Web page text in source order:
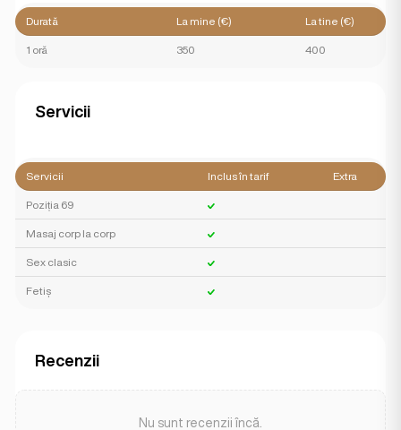
Durată La mine (€) La tine (€)
1 oră 350 400
Servicii
Servicii Inclus în tarif Extra
Poziția 69
Masaj corp la corp
Sex clasic
Fetiș
Recenzii
Nu sunt recenzii încă.